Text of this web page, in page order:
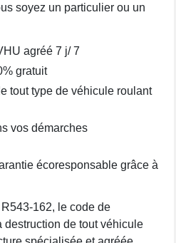
soyez un particulier ou un
agréé 7 j/ 7
gratuit
tout type de véhicule roulant
vos démarches
écoresponsable grâce à
162, le code de
destruction de tout véhicule